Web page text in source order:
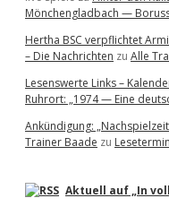
Mönchengladbach —
Hertha BSC verpflichtet
– Die Nachrichten zu Alle
Lesenswerte Links –
Ruhrort: „1974 — Eine
Ankündigung:
Trainer Baade zu
Aktuell auf „In